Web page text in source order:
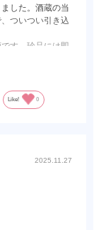
した。酒蔵の当
ついつい引き込
す。珍品には即
思いながらPC
しました。配送
ティーではな
セントの日本
Like! 0
2025.11.27